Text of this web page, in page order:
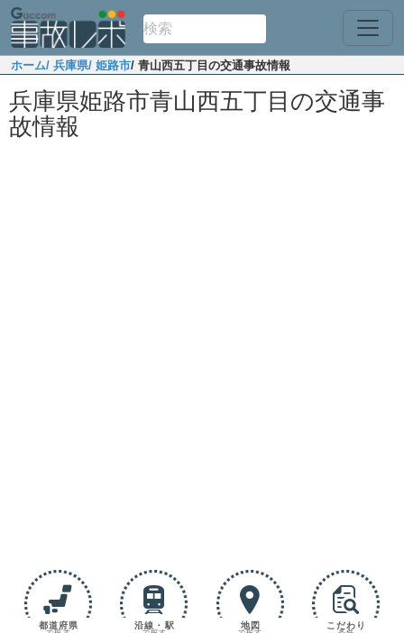
ホーム/ 兵庫県/ 姫路市/ 青山西五丁目の交通事故情報
兵庫県姫路市青山西五丁目の交通事
故情報
都道府県 沿線・駅 地図 こだわり